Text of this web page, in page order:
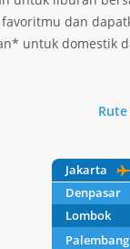
dan
untuk domestik
Jakarta
Denpasar
Lombok
Palembang